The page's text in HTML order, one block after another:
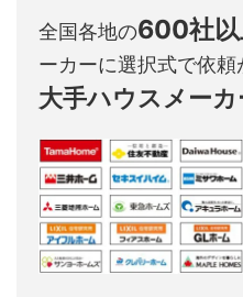
全国各地の600社
ーカーに選択式で依
大手ハウスメーカ